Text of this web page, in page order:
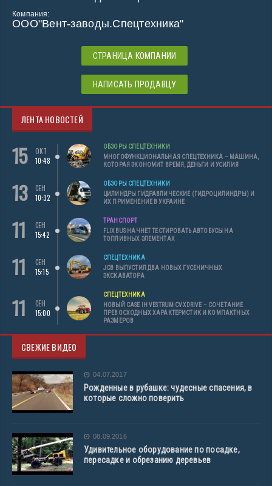
Компания:
ООО"Вент-заводы.Спецтехника"
СТРАНИЦА КОМПАНИИ
НАПИСАТЬ ПРОДАВЦУ
ЛЕНТА НОВОСТЕЙ
15
ОКТ
10:48
ОБЗОРЫ СПЕЦТЕХНИКИ
МНОГОФУНКЦИОНАЛЬНАЯ СПЕЦТЕХНИКА – МАШИНА,
КОТОРАЯ ЭКОНОМИТ ВРЕМЯ, ДЕНЬГИ И УСИЛИЯ
13
СЕН
10:32
ОБЗОРЫ СПЕЦТЕХНИКИ
ЦИЛИНДРЫ ГИДРАВЛИЧЕСКИЕ (ГИДРОЦИЛИНДРЫ) И
ИХ ПРИМЕНЕНИЕ В УКРАИНЕ
11
СЕН
15:42
ТРАНСПОРТ
FLIXBUS НАЧНЕТ ТЕСТИРОВАТЬ АВТОБУСЫ НА
ТОПЛИВНЫХ ЭЛЕМЕНТАХ
11
СЕН
15:15
СПЕЦТЕХНИКА
JCB ВЫПУСТИЛ ДВА НОВЫХ ГУСЕНИЧНЫХ
ЭКСКАВАТОРА
11
СЕН
15:00
СПЕЦТЕХНИКА
НОВЫЙ CASE IH VESTRUM CVXDRIVE – СОЧЕТАНИЕ
ПРЕВОСХОДНЫХ ХАРАКТЕРИСТИК И КОМПАКТНЫХ
РАЗМЕРОВ
СВЕЖИЕ ВИДЕО
04.07.2017
Рожденные в рубашке: чудесные спасения, в
которые сложно поверить
08.09.2016
Удивительное оборудование по посадке,
пересадке и обрезанию деревьев